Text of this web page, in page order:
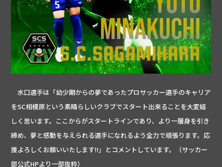
水口選手は「幼少期からの夢であったプロサッカー選手のキャリア
をSC相模原という素晴らしいクラブでスタート出来ることを大変嬉
しく思います。ここからがスタートラインであり、より一層身を引き
締め、夢と感動を与えられる選手になれるよう全力で頑張ります。応
援よろしくお願いいたします‼︎」とコメントしています。（サッカー
部公式HPより一部抜粋）